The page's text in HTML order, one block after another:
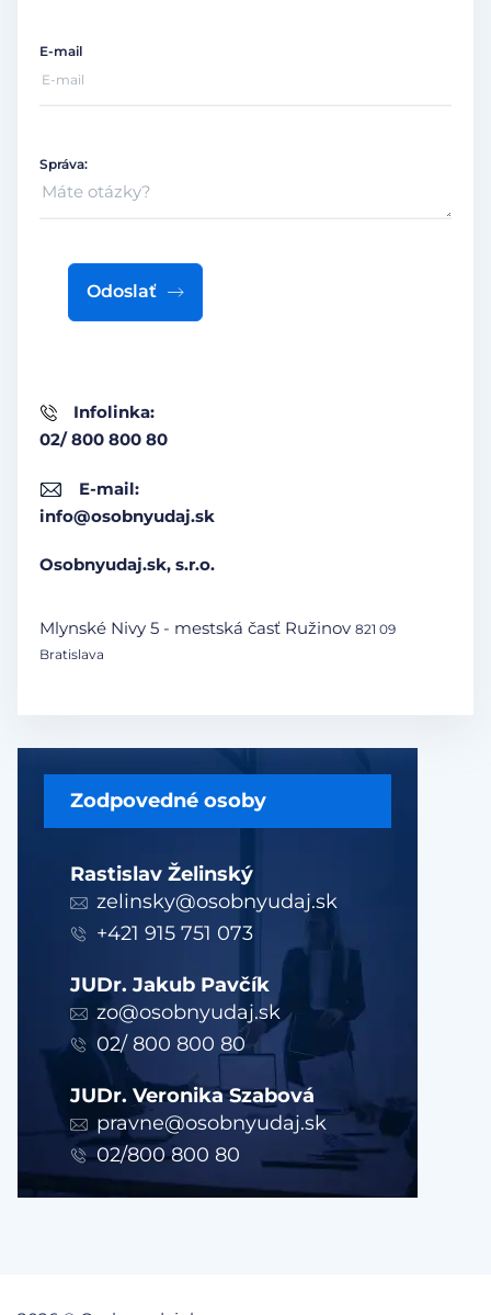
Zodpovedné osoby
Rastislav Želinský
zelinsky@osobnyudaj.sk
+421 915 751 073
JUDr. Jakub Pavčík
zo@osobnyudaj.sk
02/ 800 800 80
JUDr. Veronika Szabová
pravne@osobnyudaj.sk
02/800 800 80
Infolinka:
02/ 800 800 80
E-mail:
info@osobnyudaj.sk
Osobnyudaj.sk, s.r.o.
Mlynské Nivy 5 - mestská časť Ružinov 821 09
Bratislava
E-mail
Správa:
Odoslať